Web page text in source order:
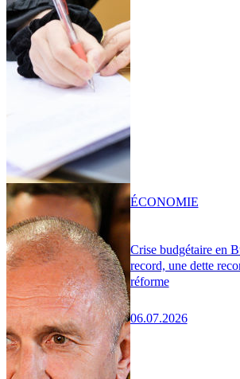
Crise budgétaire en
record, une dette
réforme
06.07.2026
ÉCONOMIE